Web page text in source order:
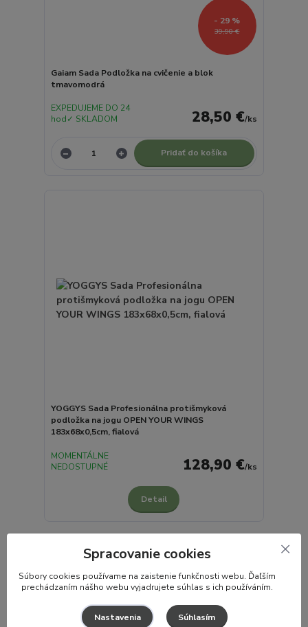
39,90 €
- 29 %
Gaiam Sada Podložka na cvičenie a blok
tmavomodrá
28,50 €/ks
EXPEDUJEME DO 24
hod✓ SKLADOM
Pridať do košíka
YOGGYS Sada Profesionálna protišmyková
podložka na jogu OPEN YOUR WINGS
183x68x0,5cm, fialová
128,90 €/ks
MOMENTÁLNE
NEDOSTUPNÉ
Detail
Spracovanie cookies
Súbory cookies používame na zaistenie funkčnosti webu. Ďaľším
prechádzaním nášho webu vyjadrujete súhlas s ich používáním.
Nastavenia Súhlasím